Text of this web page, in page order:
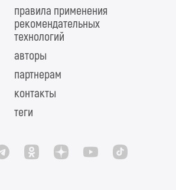
правила применения
рекомендательных
технологий
авторы
партнерам
контакты
теги